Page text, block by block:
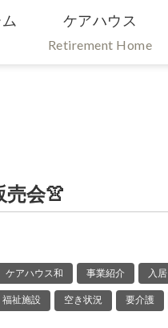
ケアハウス
Retirement Home
売会👚
ケアハウス和 事業紹介 入居
福祉施設 空き状況 要介護